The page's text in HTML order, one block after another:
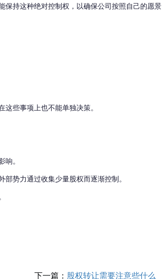
保持这种绝对控制权，以确保公司按照自己的愿景
些事项上也不能单独决策。
响。
势力通过收集少量股权而逐渐控制。
下一篇： 股权转让需要注意些什么